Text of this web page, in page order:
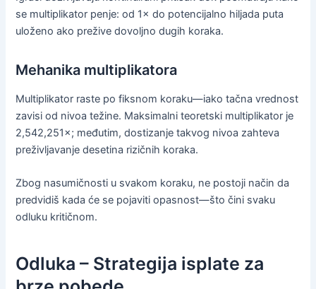
se multiplikator penje: od 1× do potencijalno hiljada puta
uloženo ako prežive dovoljno dugih koraka.
Mehanika multiplikatora
Multiplikator raste po fiksnom koraku—iako tačna vrednost
zavisi od nivoa težine. Maksimalni teoretski multiplikator je
2,542,251×; međutim, dostizanje takvog nivoa zahteva
preživljavanje desetina rizičnih koraka.
Zbog nasumičnosti u svakom koraku, ne postoji način da
predvidiš kada će se pojaviti opasnost—što čini svaku
odluku kritičnom.
Odluka – Strategija isplate za